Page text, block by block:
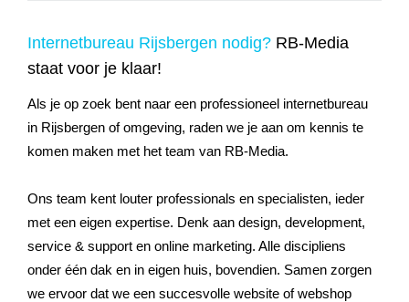
Internetbureau Rijsbergen nodig? RB-Media
staat voor je klaar!
Als je op zoek bent naar een professioneel internetbureau
in Rijsbergen of omgeving, raden we je aan om kennis te
komen maken met het team van RB-Media.
Ons team kent louter professionals en specialisten, ieder
met een eigen expertise. Denk aan design, development,
service & support en online marketing. Alle discipliens
onder één dak en in eigen huis, bovendien. Samen zorgen
we ervoor dat we een succesvolle website of webshop